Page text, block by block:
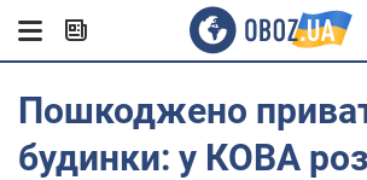
Пошкоджено
будинки: у КОВА